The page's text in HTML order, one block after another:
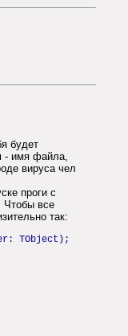
будет
- имя файла,
вируса чел
проги с
Чтобы все
так:
TObject);